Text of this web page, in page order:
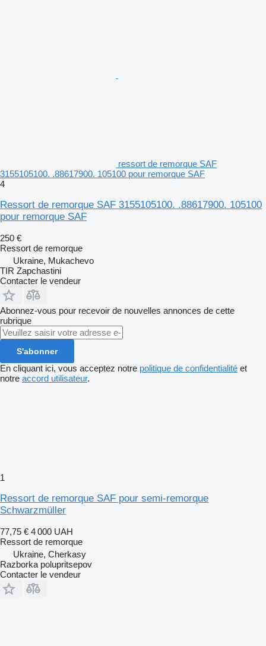
ressort de remorque SAF
3155105100. .88617900. 105100 pour remorque SAF
4
Ressort de remorque SAF 3155105100. .88617900. 105100
pour remorque SAF
250 €
Ressort de remorque
Ukraine, Mukachevo
TIR Zapchastini
Contacter le vendeur
Abonnez-vous pour recevoir de nouvelles annonces de cette
rubrique
S'abonner
En cliquant ici, vous acceptez notre politique de confidentialité et
notre accord utilisateur.
1
Ressort de remorque SAF pour semi-remorque
Schwarzmüller
77,75 € 4 000 UAH
Ressort de remorque
Ukraine, Cherkasy
Razborka polupritsepov
Contacter le vendeur